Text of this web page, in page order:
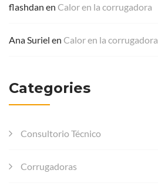
flashdan en Calor en la corrugadora
Ana Suriel en Calor en la corrugadora
Categories
Consultorio Técnico
Corrugadoras